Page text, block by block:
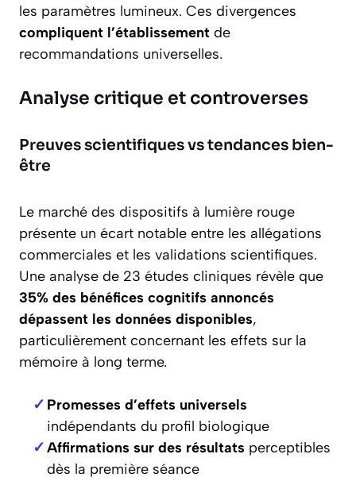
les paramètres lumineux. Ces divergences
compliquent l’établissement de
recommandations universelles.
Analyse critique et controverses
Preuves scientifiques vs tendances bien-
être
Le marché des dispositifs à lumière rouge
présente un écart notable entre les allégations
commerciales et les validations scientifiques.
Une analyse de 23 études cliniques révèle que
35% des bénéfices cognitifs annoncés
dépassent les données disponibles,
particulièrement concernant les effets sur la
mémoire à long terme.
Promesses d’effets universels
indépendants du profil biologique
Affirmations sur des résultats perceptibles
dès la première séance